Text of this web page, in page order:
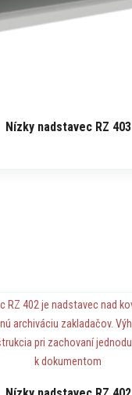
Nízky nadstavec RZ 403